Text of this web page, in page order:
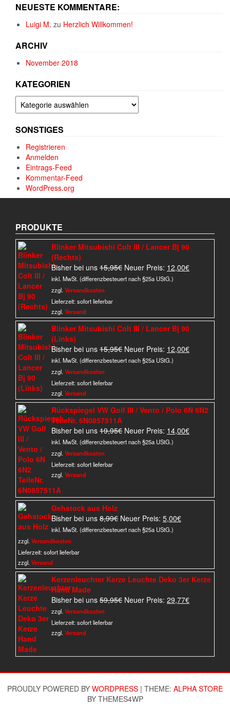
NEUESTE KOMMENTARE:
Luigi M. zu Herzlich Willkommen!
ARCHIV
November 2018
KATEGORIEN
Kategorien
SONSTIGES
Registrieren
Anmelden
Eintrags-Feed
Kommentar-Feed
WordPress.org
PRODUKTE
Blinker Mitsubishi Colt III / Lancer Bj 90
(Rechts)
Bisher bei uns 15,95€ Ursprünglicher
Preis
Neuer Preis: 12,00€Aktueller
inkl. MwSt. (differenzbesteuert nach §25a UStG.)
zzgl. Versandkosten
Lieferzeit:sofort lieferbar
zzgl. Versand
Blinker Mitsubishi Colt III / Lancer Bj 90
(Links)
Bisher bei uns 15,95€ Ursprünglicher
Preis
Neuer Preis: 12,00€Aktueller
inkl. MwSt. (differenzbesteuert nach §25a UStG.)
zzgl. Versandkosten
Lieferzeit:sofort lieferbar
zzgl. Versand
Rückspiegel VW Golf III / Vento / Polo 6N 6N2
TeileNr. 6N0857511A
Bisher bei uns 19,95€ Ursprünglicher
Preis
Neuer Preis: 14,00€Aktueller
inkl. MwSt. (differenzbesteuert nach §25a UStG.)
zzgl. Versandkosten
Lieferzeit:sofort lieferbar
zzgl. Versand
Gehstock aus Holz
Bisher bei uns 8,99€ Ursprünglicher
Preis
Neuer Preis: 5,00€Aktueller
inkl. MwSt. (differenzbesteuert nach §25a UStG.)
zzgl. Versandkosten
Lieferzeit:sofort lieferbar
zzgl. Versand
Kerzenleuchter Kerze Leuchte Deko 3er Kerze
Hand Made
Bisher bei uns 59,95€ Ursprünglicher
Neuer Preis: 29,77€Aktueller
zzgl. Versandkosten
Lieferzeit:sofort lieferbar
zzgl. Versand
PROUDLY POWERED BY WORDPRESS | THEME: ALPHA STORE
BY THEMES4WP